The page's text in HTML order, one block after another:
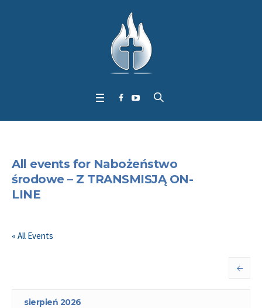
All events for Nabożeństwo
środowe – Z TRANSMISJĄ ON-
LINE
« All Events
sierpień 2026